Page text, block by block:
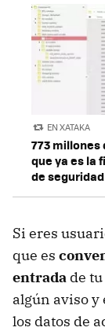
EN XATAKA
773 millones
que ya es la
de
Si eres
que es
entrada de
algún aviso y
los datos de